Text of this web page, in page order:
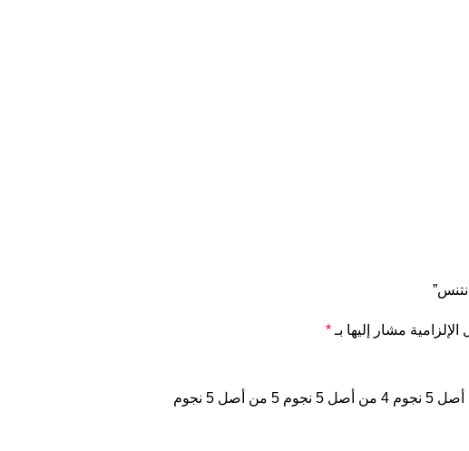
الإلزامية مشار إليها بـ*
4 من أصل 5 نجوم 5 من أصل 5 نجوم